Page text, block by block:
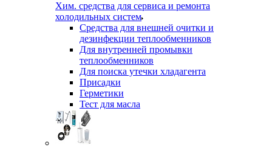
Хим. средства для сервиса и ремонта
холодильных систем
Средства для внешней очитки и
дезинфекции теплообменников
Для внутренней промывки
теплообменников
Для поиска утечки хладагента
Присадки
Герметики
Тест для масла